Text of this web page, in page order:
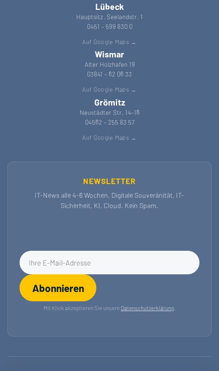
Lübeck
Hauptsitz · Seelandstr. 1
0451 – 599 830 0
Auf Google Maps →
Wismar
Alter Holzhafen 19
03841 – 62 06 33
Auf Google Maps →
Grömitz
Neustädter Str. 14–16
04562 – 255 83 57
Auf Google Maps →
NEWSLETTER
IT-News alle 4-6 Wochen. Digitale Souveränität, IT-
Sicherheit, KI, Cloud. Kein Spam.
E-Mail-Adresse für Newsletter
Abonnieren
Mit Klick akzeptieren Sie unsere Datenschutzerklärung